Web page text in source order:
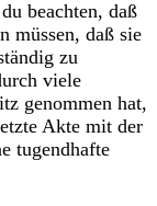
beachten, daß
müssen, daß sie
zu
viele
genommen hat,
Akte mit der
tugendhafte